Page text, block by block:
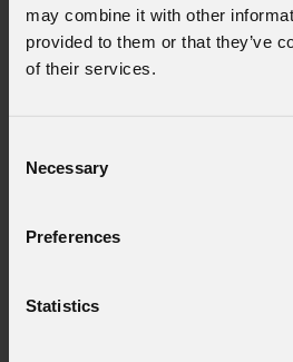
may combine it with other
provided to them or that they’ve
of their services.
Selection
Necessary
Preferences
Statistics